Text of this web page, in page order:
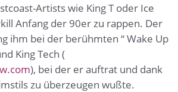
Artists wie King T oder Ice
Anfang der 90er zu rappen. Der
ihm bei der berühmten “ Wake Up
King Tech (
), bei der er auftrat und dank
zu überzeugen wußte.